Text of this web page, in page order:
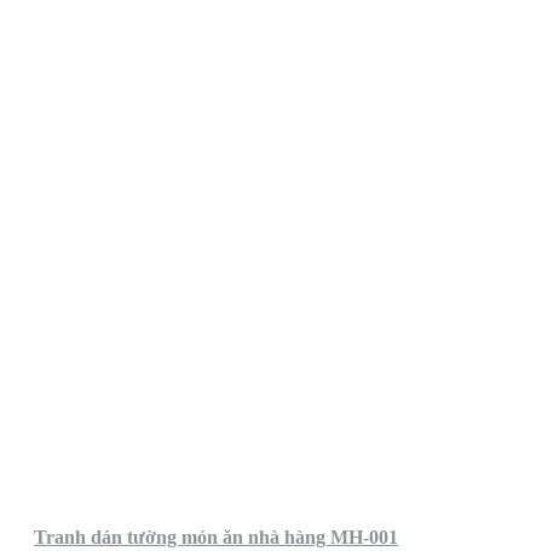
Tranh dán tường món ăn nhà hàng MH-001